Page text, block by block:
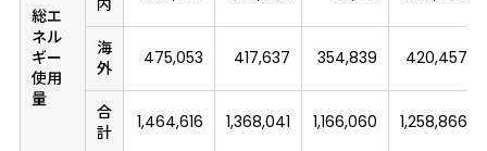
総エ
ネル
ギー
使用
量
内
海
外
475,053 417,637 354,839 420,457
合
計
1,464,616 1,368,041 1,166,060 1,258,866